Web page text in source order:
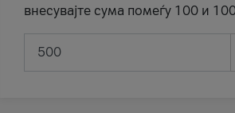
внесувајте сума помеѓу 100 и